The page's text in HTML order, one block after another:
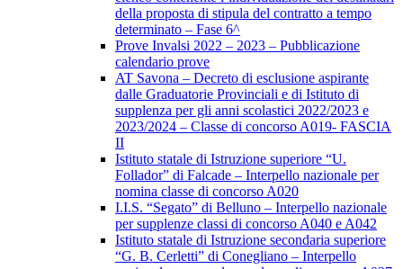
della proposta di stipula del contratto a tempo
determinato – Fase 6^
Prove Invalsi 2022 – 2023 – Pubblicazione
calendario prove
AT Savona – Decreto di esclusione aspirante
dalle Graduatorie Provinciali e di Istituto di
supplenza per gli anni scolastici 2022/2023 e
2023/2024 – Classe di concorso A019- FASCIA
II
Istituto statale di Istruzione superiore “U.
Follador” di Falcade – Interpello nazionale per
nomina classe di concorso A020
I.I.S. “Segato” di Belluno – Interpello nazionale
per supplenze classi di concorso A040 e A042
Istituto statale di Istruzione secondaria superiore
“G. B. Cerletti” di Conegliano – Interpello